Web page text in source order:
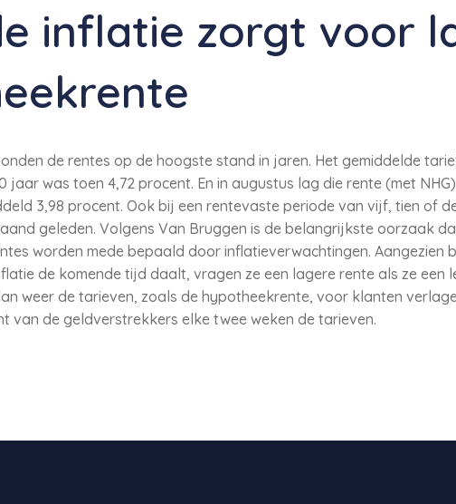
inflatie zorgt voor
de rentes op de hoogste stand in jaren. Het gemiddelde
was toen 4,72 procent. En in augustus lag die rente (met
3,98 procent. Ook bij een rentevaste periode van vijf, tien of
geleden. Volgens Van Bruggen is de belangrijkste oorzaak
worden mede bepaald door inflatieverwachtingen. Aangezien
de komende tijd daalt, vragen ze een lagere rente als ze een
weer de tarieven, zoals de hypotheekrente, voor klanten
van de geldverstrekkers elke twee weken de tarieven.